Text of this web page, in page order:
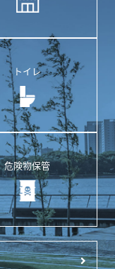
トイレ
危険物保管